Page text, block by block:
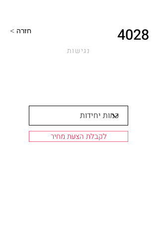
נגישות
4028 < חזרה
לקבלת הצעת מחיר